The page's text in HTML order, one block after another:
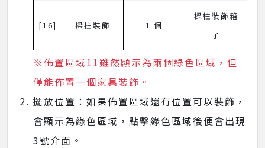
[16] 樑柱裝飾 1 個
樑柱裝飾箱
子
※佈置區域11雖然顯示為兩個綠色區域，但
僅能佈置一個家具裝飾。
擺放位置：如果佈置區域還有位置可以裝飾，
會顯示為綠色區域，點擊綠色區域後便會出現
3號介面。